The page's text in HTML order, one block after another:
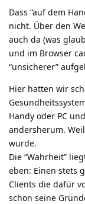
Dass “auf dem
nicht. Über den
auch da (was
und im Browser
“unsicherer”
Hier hatten wir
Handy oder PC
andersherum.
wurde.
Die “Wahrheit”
eben: Einen stets
Clients die dafür
schon seine